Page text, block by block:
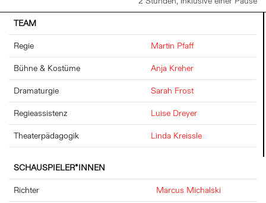
TEAM
Regie
Martin Pfaff
Bühne & Kostüme
Anja Kreher
Dramaturgie
Sarah Frost
Regieassistenz
Luise Dreyer
Theaterpädagogik
Linda Kreissle
SCHAUSPIELER*INNEN
Richter
Marcus Michalski